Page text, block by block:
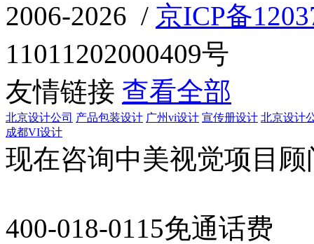
2006-2026 / 京ICP备
11011202000409号
友情链接 查看全部
北京设计公司 产品包装设计 广州vi设计 宣传册设计 北京设计
成都VI设计
现在咨询中美视觉项目顾
400-018-0115免通话费